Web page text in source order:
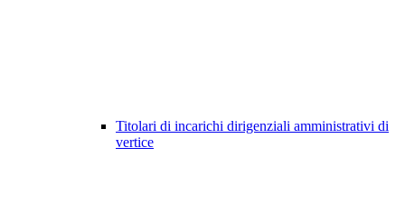
Titolari di incarichi dirigenziali amministrativi di
vertice